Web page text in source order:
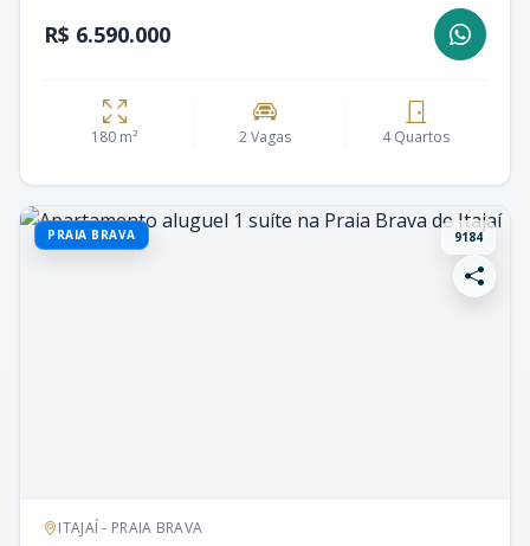
R$ 6.590.000
180 m² 2 Vagas 4 Quartos
PRAIA BRAVA 9184
ITAJAÍ - PRAIA BRAVA